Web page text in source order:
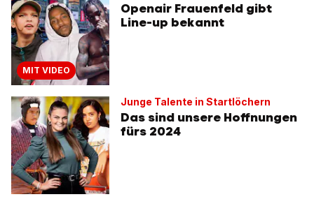
MIT VIDEO
Openair Frauenfeld gibt
Line-up bekannt
Junge Talente in Startlöchern
Das sind unsere Hoffnungen
fürs 2024